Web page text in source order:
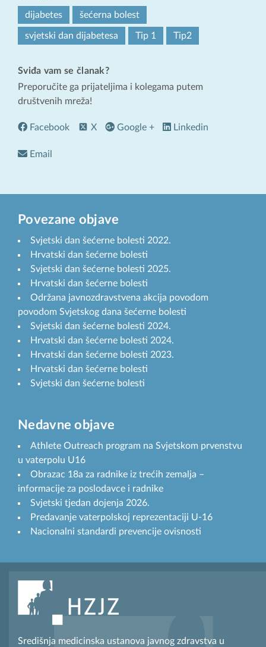
dijabetes šećerna bolest
svjetski dan dijabetesa Tip 1 Tip2
Sviđa vam se članak?
Preporučite ga prijateljima i kolegama putem
društvenih mreža!
Facebook X Google + Linkedin
Email
Povezane objave
Svjetski dan šećerne bolesti 2022.
Hrvatski dan šećerne bolesti
Svjetski dan šećerne bolesti 2025.
Hrvatski dan šećerne bolesti
Održana javnozdravstvena akcija povodom
povodom Svjetskog dana šećerne bolesti
Svjetski dan šećerne bolesti 2024.
Hrvatski dan šećerne bolesti 2024.
Hrvatski dan šećerne bolesti 2023.
Hrvatski dan šećerne bolesti
Svjetski dan šećerne bolesti
Nedavne objave
Athlete Outreach program na Svjetskom prvenstvu
u vaterpolu U16
Obrazac 18a za radnike iz trećih zemalja –
informacije za poslodavce i radnike
Svjetski tjedan dojenja 2026.
Predavanje vaterpolskoj reprezentaciji U-16
Nacionalni standardi prevencije ovisnosti
Središnja medicinska ustanova javnog zdravstva u